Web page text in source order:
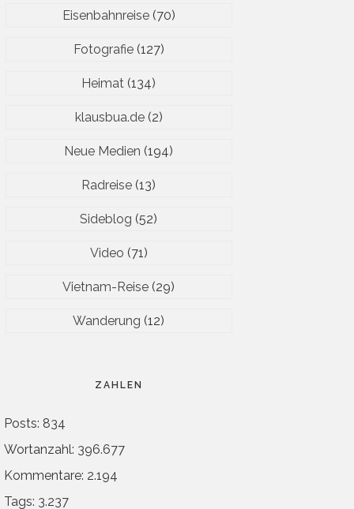
Eisenbahnreise(70)
Fotografie(127)
Heimat (134)
klausbua.de(2)
Neue Medien (194)
Radreise (13)
Sideblog (52)
Video (71)
Vietnam-Reise (29)
Wanderung (12)
ZAHLEN
Posts: 834
Wortanzahl: 396.677
Kommentare: 2.194
Tags: 3.237